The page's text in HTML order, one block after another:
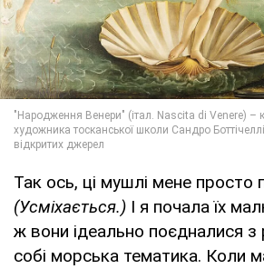
Так ось, ці мушлі мене просто
(Усміхається.) І я почала їх
ж вони ідеально поєдналися
собі морська тематика. Коли